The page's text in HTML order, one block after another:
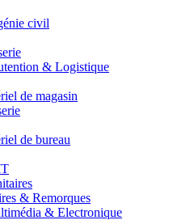
civil
& Logistique
de magasin
de bureau
& Remorques
& Electronique